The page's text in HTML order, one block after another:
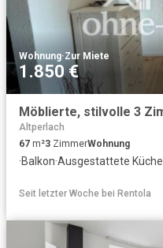
Wohnung·Zur Miete
1.850 €
Altperlach
67 m²3 ZimmerWohnung
·Balkon·Ausgestattete Küche
Seit letzter Woche bei Rentola